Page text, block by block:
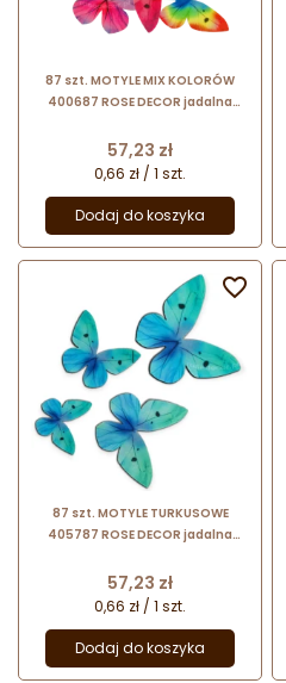
87 szt. MOTYLE MIX KOLORÓW
400687 ROSE DECOR jadalna
motyli
Cena
57,23 zł
0,66 zł / 1 szt.
Dodaj do koszyka
87 szt. MOTYLE TURKUSOWE
405787 ROSE DECOR jadalna
motyli
Cena
57,23 zł
0,66 zł / 1 szt.
Dodaj do koszyka
